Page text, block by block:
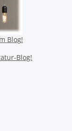
Blog!
Blog!